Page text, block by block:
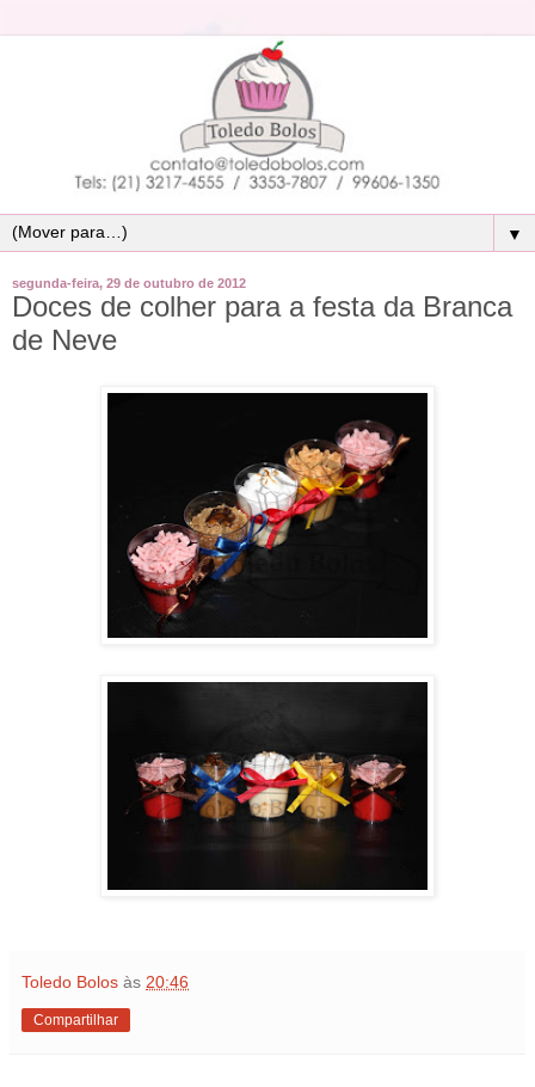
▼
segunda-feira, 29 de outubro de 2012
Doces de colher para a festa da Branca
de Neve
Toledo Bolos às 20:46
Compartilhar